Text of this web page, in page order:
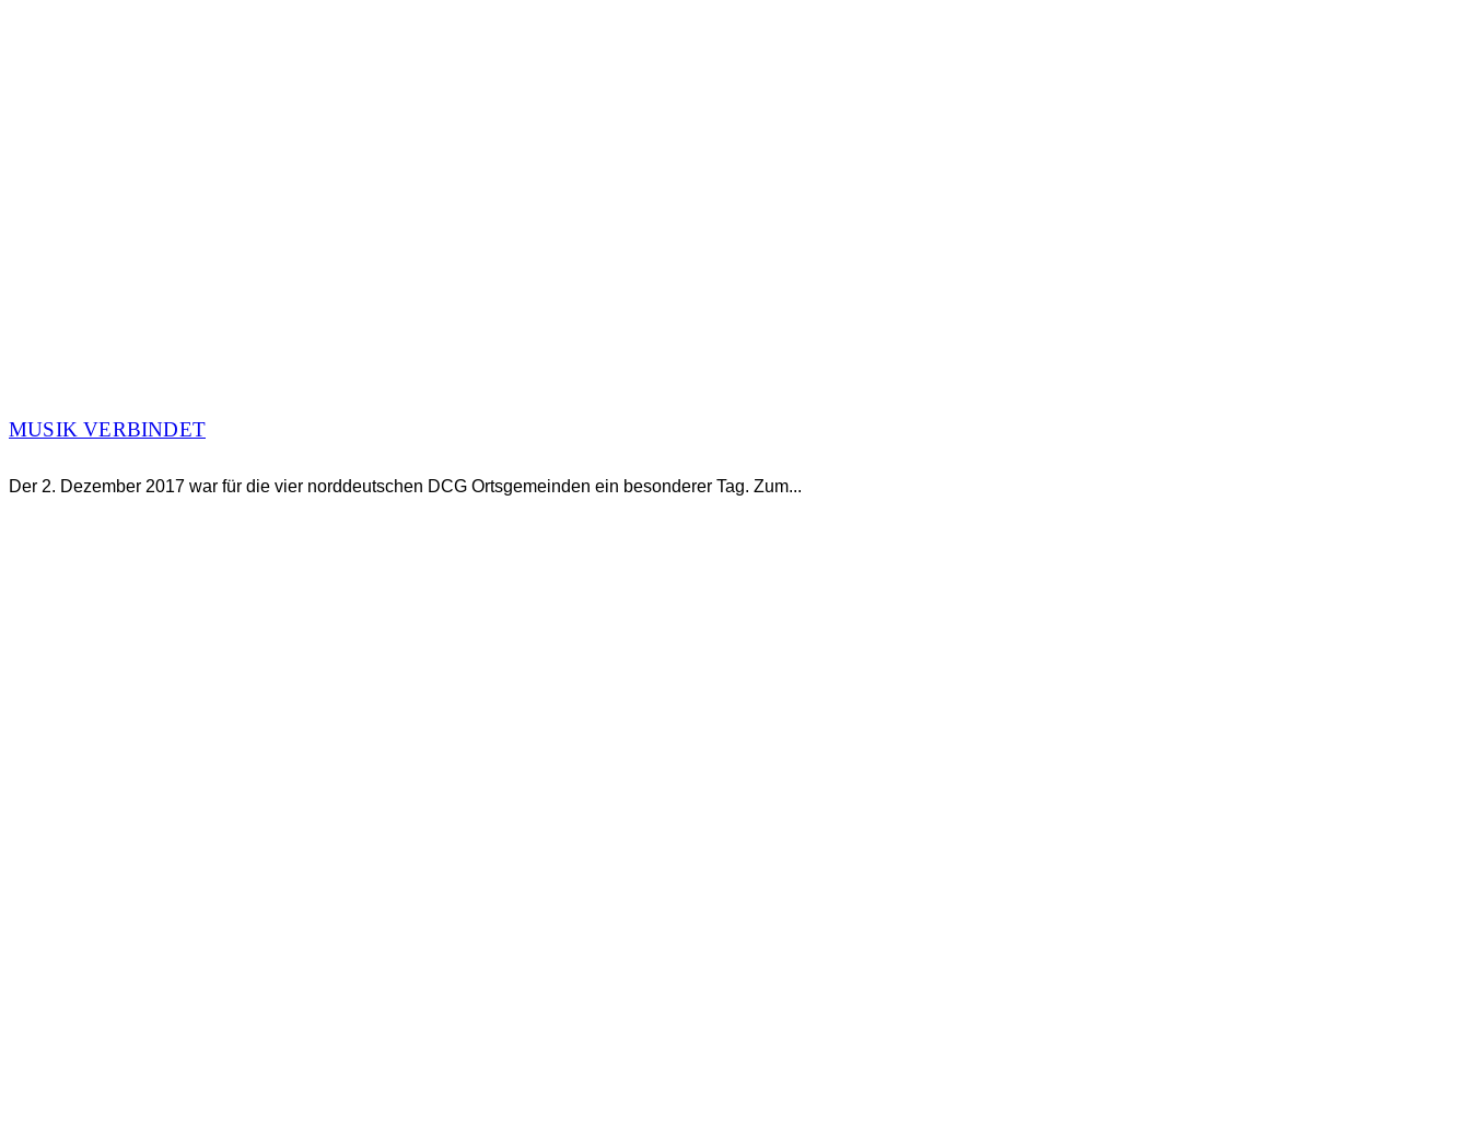
MUSIK VERBINDET
Der 2. Dezember 2017 war für die vier norddeutschen DCG Ortsgemeinden ein besonderer Tag. Zum...